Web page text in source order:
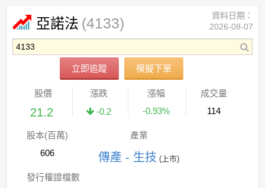
亞諾法 (4133)
立即追蹤 模擬下單
資料日期：
2026-08-07
股價
21.2
漲跌
-0.2
漲幅
-0.93%
成交量
114
股本(百萬)
606
產業
傳產 - 生技 (上市)
發行權證檔數